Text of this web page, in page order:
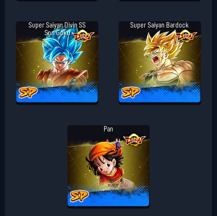
Super Saiyan Divin SS
Son Goku
Super Saiyan Bardock
Pan